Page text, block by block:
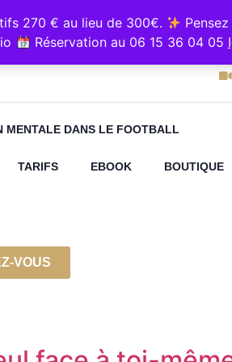
Cabinet
MENTALE DANS LE FOOTBALL
TARIFS EBOOK BOUTIQUE
VOUS
270 € au lieu de 300€.
Réservation au 06 15 36 04 05